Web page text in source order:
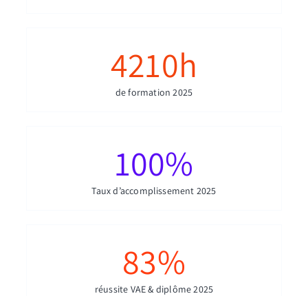
4210h
de formation 2025
100%
Taux d’accomplissement 2025
83%
réussite VAE & diplôme 2025